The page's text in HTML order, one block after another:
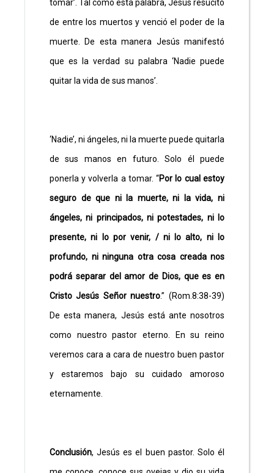
tomar’. Tal como esta palabra, Jesús resucitó
de entre los muertos y venció el poder de la
muerte. De esta manera Jesús manifestó
que es la verdad su palabra ‘Nadie puede
quitar la vida de sus manos’.
‘Nadie’, ni ángeles, ni la muerte puede quitarla
de sus manos en futuro. Solo él puede
ponerla y volverla a tomar. “Por lo cual estoy
seguro de que ni la muerte, ni la vida, ni
ángeles, ni principados, ni potestades, ni lo
presente, ni lo por venir, / ni lo alto, ni lo
profundo, ni ninguna otra cosa creada nos
podrá separar del amor de Dios, que es en
Cristo Jesús Señor nuestro.” (Rom.8:38-39)
De esta manera, Jesús está ante nosotros
como nuestro pastor eterno. En su reino
veremos cara a cara de nuestro buen pastor
y estaremos bajo su cuidado amoroso
eternamente.
Conclusión, Jesús es el buen pastor. Solo él